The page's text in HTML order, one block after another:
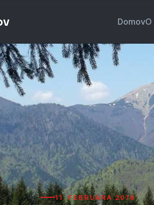
DomovO
11. FEBRUÁRA 2018